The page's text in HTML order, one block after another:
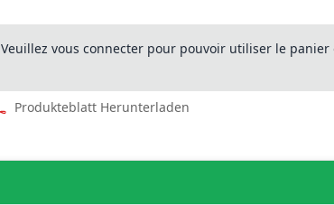
Veuillez vous connecter pour pouvoir utiliser le panier
Produkteblatt Herunterladen